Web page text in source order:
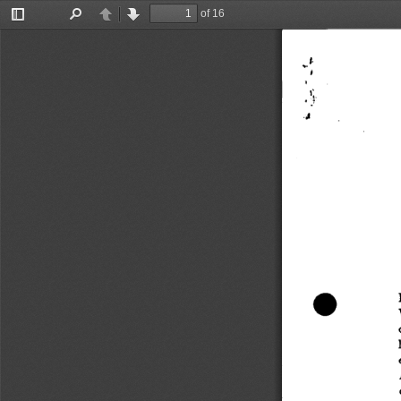
Toggle
PreviousNext
of 16
.,
•